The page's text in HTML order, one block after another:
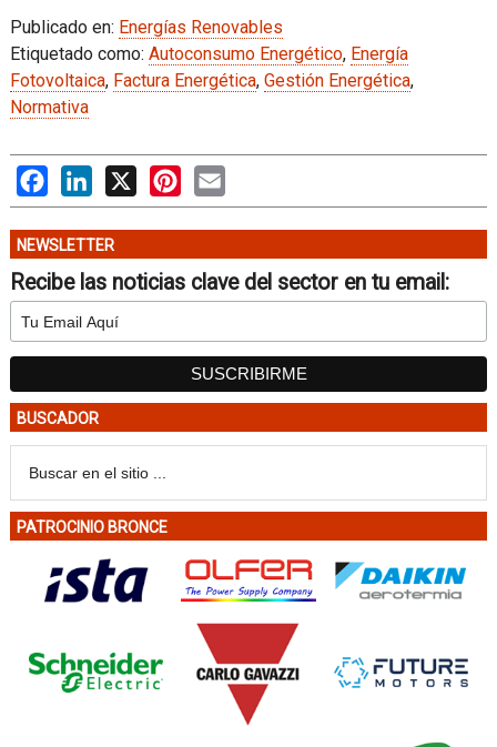
Publicado en: Energías Renovables
Etiquetado como: Autoconsumo Energético, Energía
Fotovoltaica, Factura Energética, Gestión Energética,
Normativa
FacebookLinkedIn
X PinterestEmail
NEWSLETTER
Recibe las noticias clave del sector en tu email:
BUSCADOR
PATROCINIO BRONCE